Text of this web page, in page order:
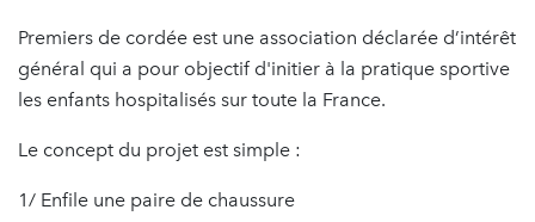
Premiers de cordée est une association déclarée d’intérêt
général qui a pour objectif d'initier à la pratique sportive
les enfants hospitalisés sur toute la France.
Le concept du projet est simple :
1/ Enfile une paire de chaussure